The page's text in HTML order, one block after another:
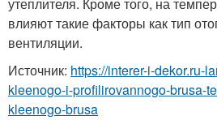
утеплителя. Кроме того, на
влияют такие факторы как тип
вентиляции.
Источник: https://interer-i-dekor.ru-
kleenogo-i-profilirovannogo-brusa-
kleenogo-brusa